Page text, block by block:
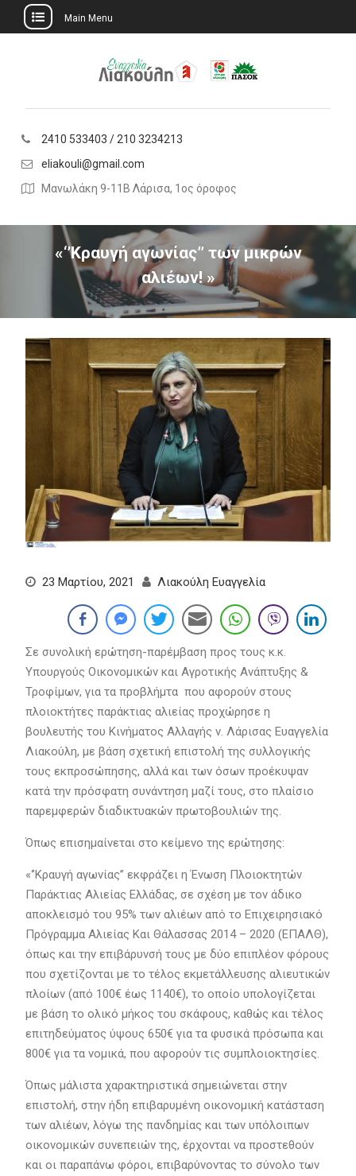
Main Menu
2410 533403 / 210 3234213
eliakouli@gmail.com
Μανωλάκη 9-11Β Λάρισα, 1ος όροφος
«‘’Κραυγή αγωνίας’’ των μικρών
αλιέων! »
23 Μαρτίου, 2021 Λιακούλη Ευαγγελία
Σε συνολική ερώτηση-παρέμβαση προς τους κ.κ.
Υπουργούς Οικονομικών και Αγροτικής Ανάπτυξης &
Τροφίμων, για τα προβλήμτα που αφορούν στους
πλοιοκτήτες παράκτιας αλιείας προχώρησε η
βουλευτής του Κινήματος Αλλαγής ν. Λάρισας Ευαγγελία
Λιακούλη, με βάση σχετική επιστολή της συλλογικής
τους εκπροσώπησης, αλλά και των όσων προέκυψαν
κατά την πρόσφατη συνάντηση μαζί τους, στο πλαίσιο
παρεμφερών διαδικτυακών πρωτοβουλιών της.
Όπως επισημαίνεται στο κείμενο της ερώτησης:
«‘’Κραυγή αγωνίας’’ εκφράζει η Ένωση Πλοιοκτητών
Παράκτιας Αλιείας Ελλάδας, σε σχέση με τον άδικο
αποκλεισμό του 95% των αλιέων από το Επιχειρησιακό
Πρόγραμμα Αλιείας Και Θάλασσας 2014 – 2020 (ΕΠΑΛΘ),
όπως και την επιβάρυνσή τους με δύο επιπλέον φόρους
που σχετίζονται με το τέλος εκμετάλλευσης αλιευτικών
πλοίων (από 100€ έως 1140€), το οποίο υπολογίζεται
με βάση το ολικό μήκος του σκάφους, καθώς και τέλος
επιτηδεύματος ύψους 650€ για τα φυσικά πρόσωπα και
800€ για τα νομικά, που αφορούν τις συμπλοιοκτησίες.
Όπως μάλιστα χαρακτηριστικά σημειώνεται στην
επιστολή, στην ήδη επιβαρυμένη οικονομική κατάσταση
των αλιέων, λόγω της πανδημίας και των υπόλοιπων
οικονομικών συνεπειών της, έρχονται να προστεθούν
και οι παραπάνω φόροι, επιβαρύνοντας το σύνολο των